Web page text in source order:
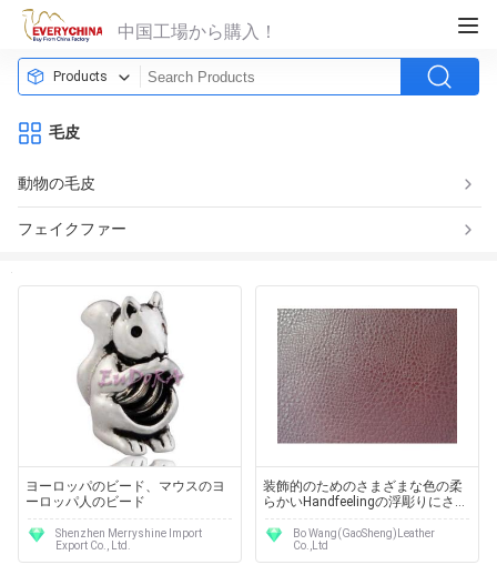
中国工場から購入！
Products
毛皮
動物の毛皮
フェイクファー
ヨーロッパのビード、マウスのヨ
ーロッパ人のビード
Shenzhen Merryshine Import
Export Co., Ltd.
装飾的のためのさまざまな色の柔
らかいHandfeelingの浮彫りにされ
た革家具製造販売業材料
Bo Wang(GaoSheng)Leather
Co.,Ltd